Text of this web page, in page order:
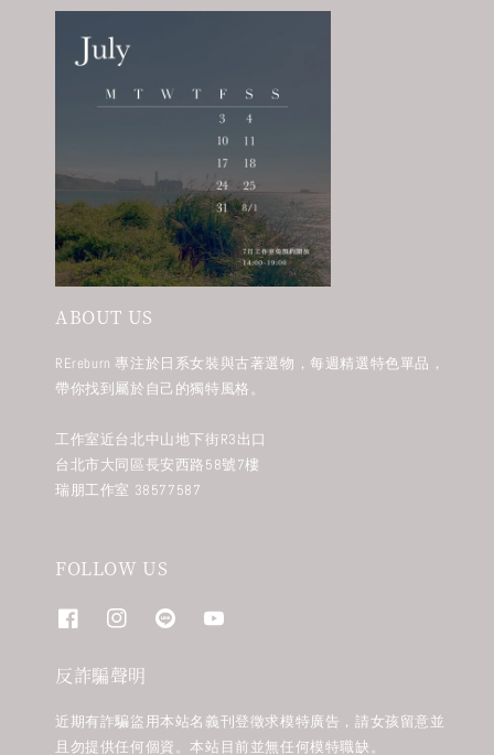
ABOUT US
REreburn 專注於日系女裝與古著選物，每週精選特色單品，
帶你找到屬於自己的獨特風格。
工作室近台北中山地下街R3出口
台北市大同區長安西路58號7樓
瑞朋工作室 38577587
FOLLOW US
反詐騙聲明
近期有詐騙盜用本站名義刊登徵求模特廣告，請女孩留意並
且勿提供任何個資。本站目前並無任何模特職缺。